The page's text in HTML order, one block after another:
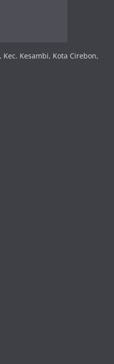
Kesambi, Kota Cirebon,